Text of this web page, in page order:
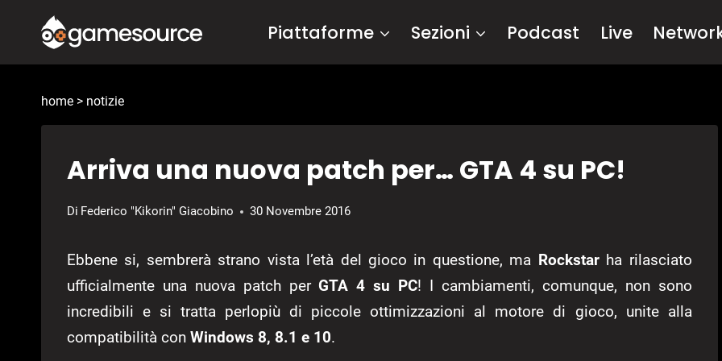
contenuto
Piattaforme Sezioni Podcast Live
home > notizie
Arriva una nuova patch per… GTA 4 su PC!
Di Federico "Kikorin" Giacobino 30 Novembre 2016
Ebbene si, sembrerà strano vista l’età del gioco in questione, ma Rockstarha rilasciato
ufficialmente una nuova patch perGTA 4 su PC! I cambiamenti, comunque, non sono
incredibili e si tratta perlopiù di piccole ottimizzazioni al motore di gioco, unite alla
compatibilità con Windows 8, 8.1 e 10.